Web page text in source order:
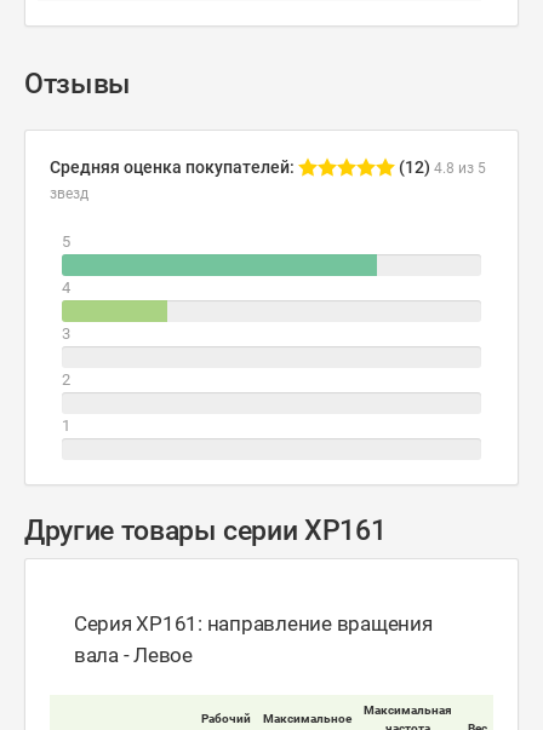
Отзывы
Средняя оценка покупателей: (12) 4.8 из 5
звезд
5
4
3
2
1
Другие товары серии XP161
Серия XP161: направление вращения
вала - Левое
Рабочий
Максимальное
Максимальная